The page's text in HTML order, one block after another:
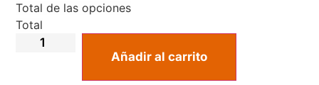
Total de las opciones
Total
Añadir al carrito